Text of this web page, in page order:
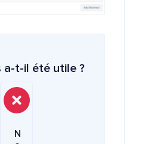
a-t-il été utile ?
N